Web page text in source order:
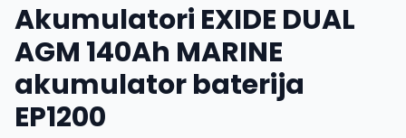
Akumulatori EXIDE DUAL
AGM 140Ah MARINE
akumulator baterija
EP1200